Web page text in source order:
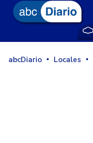
abcDiario Locales